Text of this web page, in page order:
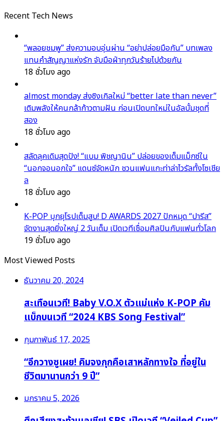
Recent Tech News
“พลอยชมพู” ส่งความอบอุ่นผ่าน “อย่าปล่อยมือกัน” บทเพลง
แทนคำสัญญาแห่งรัก จับมือฝ่าทุกวันร้ายไปด้วยกัน
18 ชั่วโมง ago
almost monday ส่งซิงเกิลใหม่ “better late than never”
เติมพลังให้คนกล้าก้าวตามฝัน ก่อนเปิดบทใหม่ในอัลบั้มชุดที่
สอง
18 ชั่วโมง ago
สลัดลุคเดิมสุดปัง! “แบม พิชญานิน” ปล่อยของเต็มแม็กซ์ใน
“นอกจอนอกใจ” แดนซ์จัดหนัก ชวนแฟนแกะท่าล่าไวรัลทั้งโซเชีย
ล
18 ชั่วโมง ago
K-POP บุกยุโรปเต็มสูบ! D AWARDS 2027 ปักหมุด “ปารีส”
จัดงานสุดยิ่งใหญ่ 2 วันเต็ม เปิดเวทีเชื่อมศิลปินกับแฟนทั่วโลก
19 ชั่วโมง ago
Most Viewed Posts
ธันวาคม 20, 2024
สะเทือนเวที! Baby V.O.X ตัวแม่แห่ง K-POP คัม
แบ็กบนเวที “2024 KBS Song Festival”
กุมภาพันธ์ 17, 2025
“อีกวางซูเผย! คิมจงกุกคือเสาหลักทางใจ ที่อยู่ใน
ชีวิตมานานกว่า 9 ปี”
มกราคม 5, 2026